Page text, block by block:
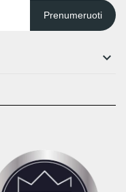
Prenumeruoti
